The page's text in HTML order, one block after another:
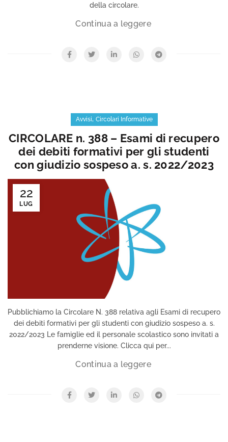
della circolare.
Avvisi, Circolari Informative
CIRCOLARE n. 388 – Esami di recupero
dei debiti formativi per gli studenti
con giudizio sospeso a. s. 2022/2023
22
LUG
Pubblichiamo la Circolare N. 388 relativa agli Esami di recupero
dei debiti formativi per gli studenti con giudizio sospeso a. s.
2022/2023 Le famiglie ed il personale scolastico sono invitati a
prenderne visione. Clicca qui per...